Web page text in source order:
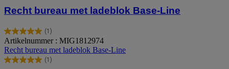
Recht bureau met ladeblok Base-Line
(1)
5.0
van
de
5
Artikelnummer : MIG1812974
Recht bureau met ladeblok Base-Line
(1)
5.0